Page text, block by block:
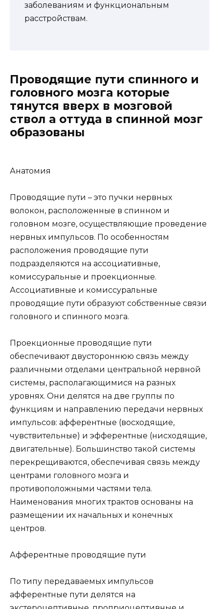
заболеваниям и функциональным
расстройствам.
Проводящие пути спинного и
головного мозга которые
тянутся вверх в мозговой
ствол а оттуда в спинной мозг
образованы
Анатомия
Проводящие пути – это пучки нервных
волокон, расположенные в спинном и
головном мозге, осуществляющие проведение
нервных импульсов. По особенностям
расположения проводящие пути
подразделяются на ассоциативные,
комиссуральные и проекционные.
Ассоциативные и комиссуральные
проводящие пути образуют собственные связи
головного и спинного мозга.
Проекционные проводящие пути
обеспечивают двустороннюю связь между
различными отделами центральной нервной
системы, располагающимися на разных
уровнях. Они делятся на две группы по
функциям и направлению передачи нервных
импульсов: афферентные (восходящие,
чувствительные) и эфферентные (нисходящие,
двигательные). Большинство такой системы
перекрещиваются, обеспечивая связь между
центрами головного мозга и
противоположными частями тела.
Наименования многих трактов основаны на
размещении их начальных и конечных
центров.
Афферентные проводящие пути
По типу передаваемых импульсов
афферентные пути делятся на